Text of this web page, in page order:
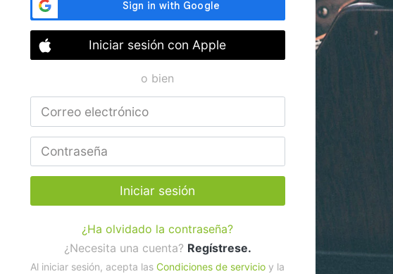
Iniciar sesión con Apple
o bien
Iniciar sesión
¿Ha olvidado la contraseña?
¿Necesita una cuenta? Regístrese.
Al iniciar sesión, acepta las Condiciones de servicio y la